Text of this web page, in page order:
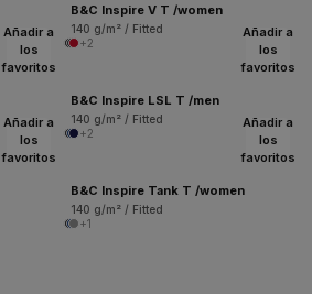
B&C Inspire V T /women
140 g/m² / Fitted
+2
Añadir a
los
favoritos
Añadir a
los
favoritos
B&C Inspire LSL T /men
140 g/m² / Fitted
+2
Añadir a
los
favoritos
Añadir a
los
favoritos
B&C Inspire Tank T /women
140 g/m² / Fitted
+1